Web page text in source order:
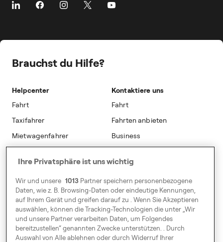
Bus & Bahn
Vorbestellung
Freenow Plus
Sicherheit
Studentenrabatt
Driver Offices
Manage deine Flotte mit Freenow
Sicherheit
Nachhaltigkeit
Modern Slavery Statement
Brauchst du Hilfe?
Helpcenter
Fahrt
Taxifahrer
Mietwagenfahrer
Business
Kontaktiere uns
Fahrt
Fahrten anbieten
Business
Hier findest du uns
Neumühlen 19
22763 Hamburg
Ihre Privatsphäre ist uns wichtig
Wir und unsere 1013Partner speichern personenbezogene
Daten, wie z. B. Browsing-Daten oder eindeutige Kennungen,
auf Ihrem Gerät und greifen darauf zu . Wenn Sie Akzeptieren
auswählen, können die Tracking-Technologien die unter „Wir
und unsere Partner verarbeiten Daten, um Folgendes
bereitzustellen“ genannten Zwecke unterstützen. . Durch
Auswahl von Alle ablehnen oder durch Widerruf Ihrer